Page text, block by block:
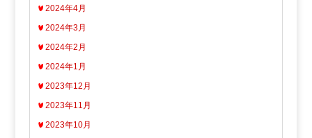
2024年4月
2024年3月
2024年2月
2024年1月
2023年12月
2023年11月
2023年10月